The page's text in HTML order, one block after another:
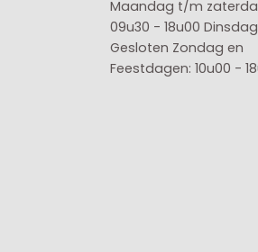
Maandag t/m
09u30 - 18u00
Gesloten Zondag en
Feestdagen: 10u00 -